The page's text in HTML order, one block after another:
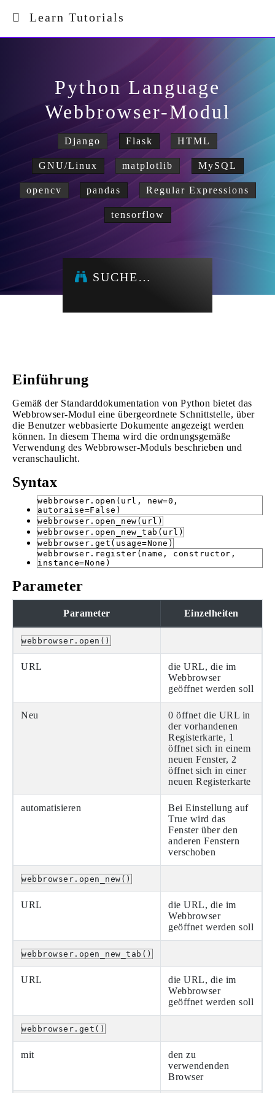
Learn Tutorials
Python Language
Webbrowser-Modul
Django Flask HTML
GNU/Linux matplotlib MySQL
opencv pandas Regular Expressions
tensorflow
SUCHE…
Einführung
Gemäß der Standarddokumentation von Python bietet das
Webbrowser-Modul eine übergeordnete Schnittstelle, über
die Benutzer webbasierte Dokumente angezeigt werden
können. In diesem Thema wird die ordnungsgemäße
Verwendung des Webbrowser-Moduls beschrieben und
veranschaulicht.
Syntax
webbrowser.open(url, new=0,
autoraise=False)
webbrowser.open_new(url)
webbrowser.open_new_tab(url)
webbrowser.get(usage=None)
webbrowser.register(name, constructor,
instance=None)
Parameter
Parameter Einzelheiten
webbrowser.open()
URL
die URL, die im
Webbrowser
geöffnet werden soll
Neu
0 öffnet die URL in
der vorhandenen
Registerkarte, 1
öffnet sich in einem
neuen Fenster, 2
öffnet sich in einer
neuen Registerkarte
automatisieren
Bei Einstellung auf
True wird das
Fenster über den
anderen Fenstern
verschoben
webbrowser.open_new()
URL
die URL, die im
Webbrowser
geöffnet werden soll
webbrowser.open_new_tab()
URL
die URL, die im
Webbrowser
geöffnet werden soll
webbrowser.get()
mit
den zu
verwendenden
Browser